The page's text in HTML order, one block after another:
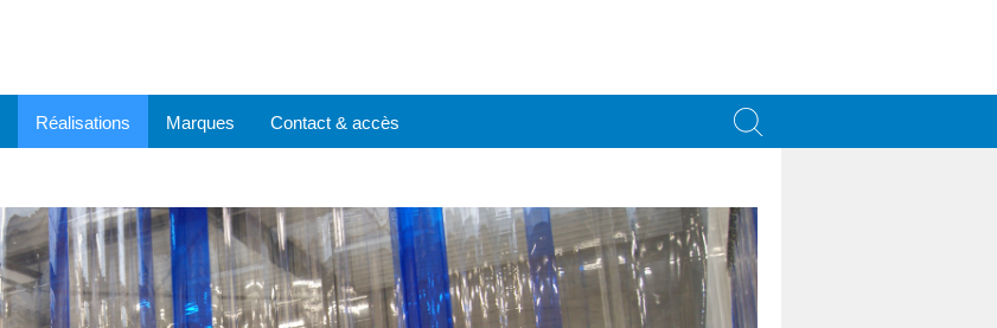
Réalisations Marques Contact & accès